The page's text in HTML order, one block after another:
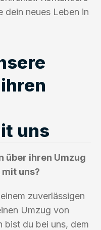
dein neues Leben in
uns
über ihren Umzug
uns?
zuverlässigen
Umzug von
bist du bei uns, dem